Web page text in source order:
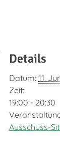
Details
Datum: 11.
Zeit:
19:00 - 20:30
Ausschuss-